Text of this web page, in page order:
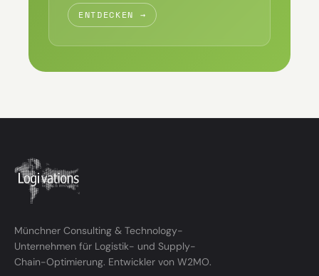
ENTDECKEN →
Münchner Consulting & Technology-
Unternehmen für Logistik- und Supply-
Chain-Optimierung. Entwickler von W2MO.